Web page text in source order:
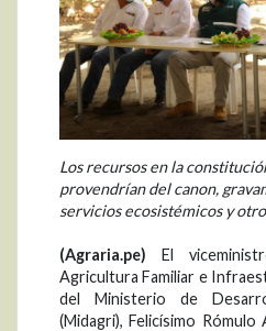
Los recursos en la
provendrían del canon,
servicios ecosistémicos y
(Agraria.pe) El
Agricultura Familiar e
del Ministerio de
(Midagri), Felicísimo